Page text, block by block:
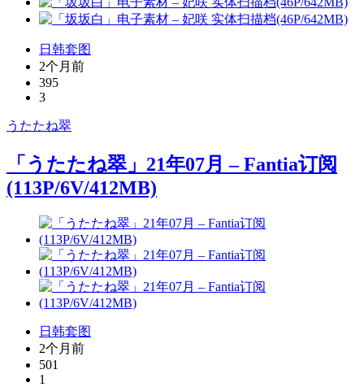
日韩套图
2个月前
395
3
うたたね翠
「うたたね翠」21年07月 – Fantia订阅
(113P/6V/412MB)
日韩套图
2个月前
501
1